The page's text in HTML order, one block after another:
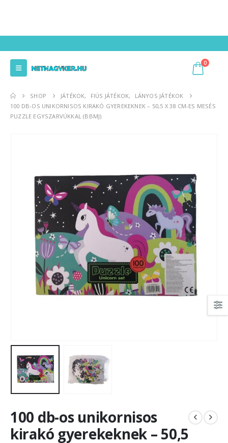
0
SHOP JÁTÉKOK, FIÚS JÁTÉKOK,
LÁNYOS JÁTÉKOK
100 DB-OS UNIKORNISOS KIRAKÓ GYEREKEKNEK – 50,5 X 38 CM-ES MESÉS
PUZZLE EGYSZARVÚKKAL (BBMJ)
100 db-os unikornisos
kirakó gyerekeknek – 50,5